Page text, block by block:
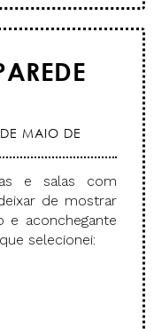
MAIO DE
e salas com
de mostrar
aconchegante
selecionei: